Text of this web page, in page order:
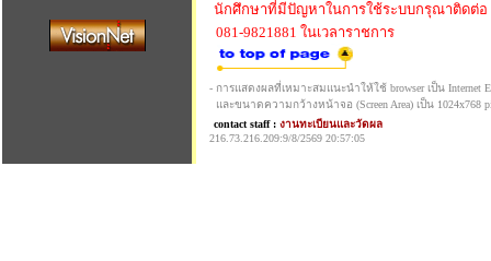
นักศึกษาที่มีปัญหาในการใช้ระบบกรุณาติดต่อ
081-9821881 ในเวลาราชการ
- การแสดงผลที่เหมาะสมแนะนำให้ใช้ browser เป็น Internet
และขนาดความกว้างหน้าจอ (Screen Area) เป็น 1024x768
contact staff : งานทะเบียนและวัดผล
216.73.216.209:9/8/2569 20:57:05